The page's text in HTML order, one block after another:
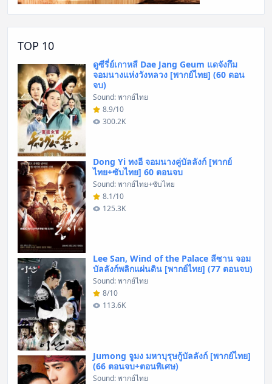
TOP 10
ดูซีรี่ย์เกาหลี Dae Jang Geum แดจังกึม
จอมนางแห่งวังหลวง [พากย์ไทย] (60 ตอน
จบ)
Sound: พากย์ไทย
8.9/10
300.2K
Dong Yi ทงอี จอมนางคู่บัลลังก์ [พากย์
ไทย+ซับไทย] 60 ตอนจบ
Sound: พากย์ไทย+ซับไทย
8.1/10
125.3K
Lee San, Wind of the Palace ลีซาน จอม
บัลลังก์พลิกแผ่นดิน [พากย์ไทย] (77 ตอนจบ)
Sound: พากย์ไทย
8/10
113.6K
Jumong จูมง มหาบุรุษกู้บัลลังก์ [พากย์ไทย]
(66 ตอนจบ+ตอนพิเศษ)
Sound: พากย์ไทย